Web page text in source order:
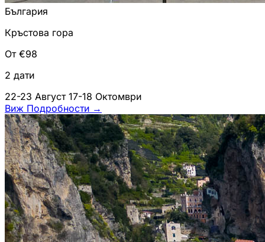
България
Кръстова гора
От €98
2 дати
22-23 Август 17-18 Октомври
Виж Подробности →